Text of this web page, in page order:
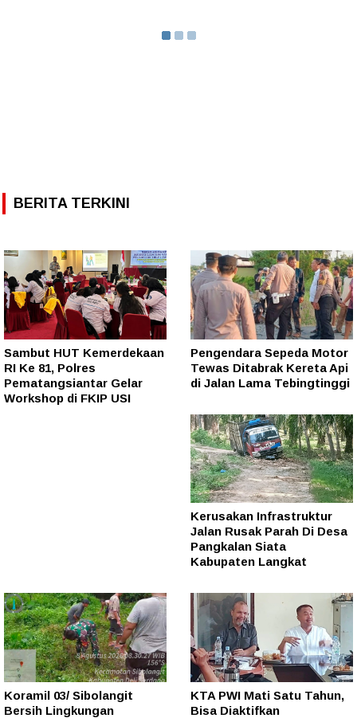
BERITA TERKINI
Sambut HUT Kemerdekaan
RI Ke 81, Polres
Pematangsiantar Gelar
Workshop di FKIP USI
Pengendara Sepeda Motor
Tewas Ditabrak Kereta Api
di Jalan Lama Tebingtinggi
Kerusakan Infrastruktur
Jalan Rusak Parah Di Desa
Pangkalan Siata
Kabupaten Langkat
Koramil 03/ Sibolangit
Bersih Lingkungan
KTA PWI Mati Satu Tahun,
Bisa Diaktifkan